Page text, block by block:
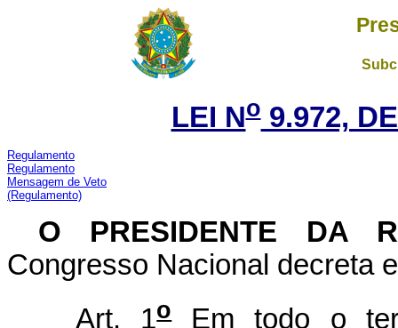
LEI No9.972,
Regulamento
Regulamento
Mensagem de Veto
(Regulamento)
O PRESIDENTE DA
Congresso Nacional decreta
Art. 1o
Em todo o